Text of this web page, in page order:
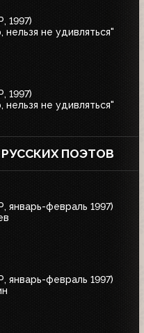
1997)
нельзя не удивляться"
1997)
нельзя не удивляться"
ПОЭТОВ
январь-февраль 1997)
январь-февраль 1997)